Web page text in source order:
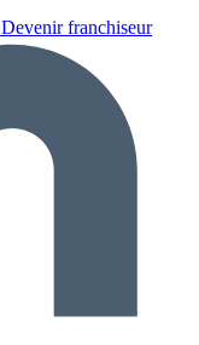
Devenir franchiseur